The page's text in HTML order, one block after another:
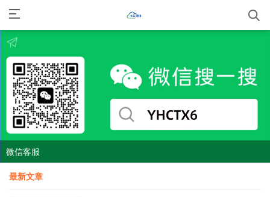
微信客服
最新文章